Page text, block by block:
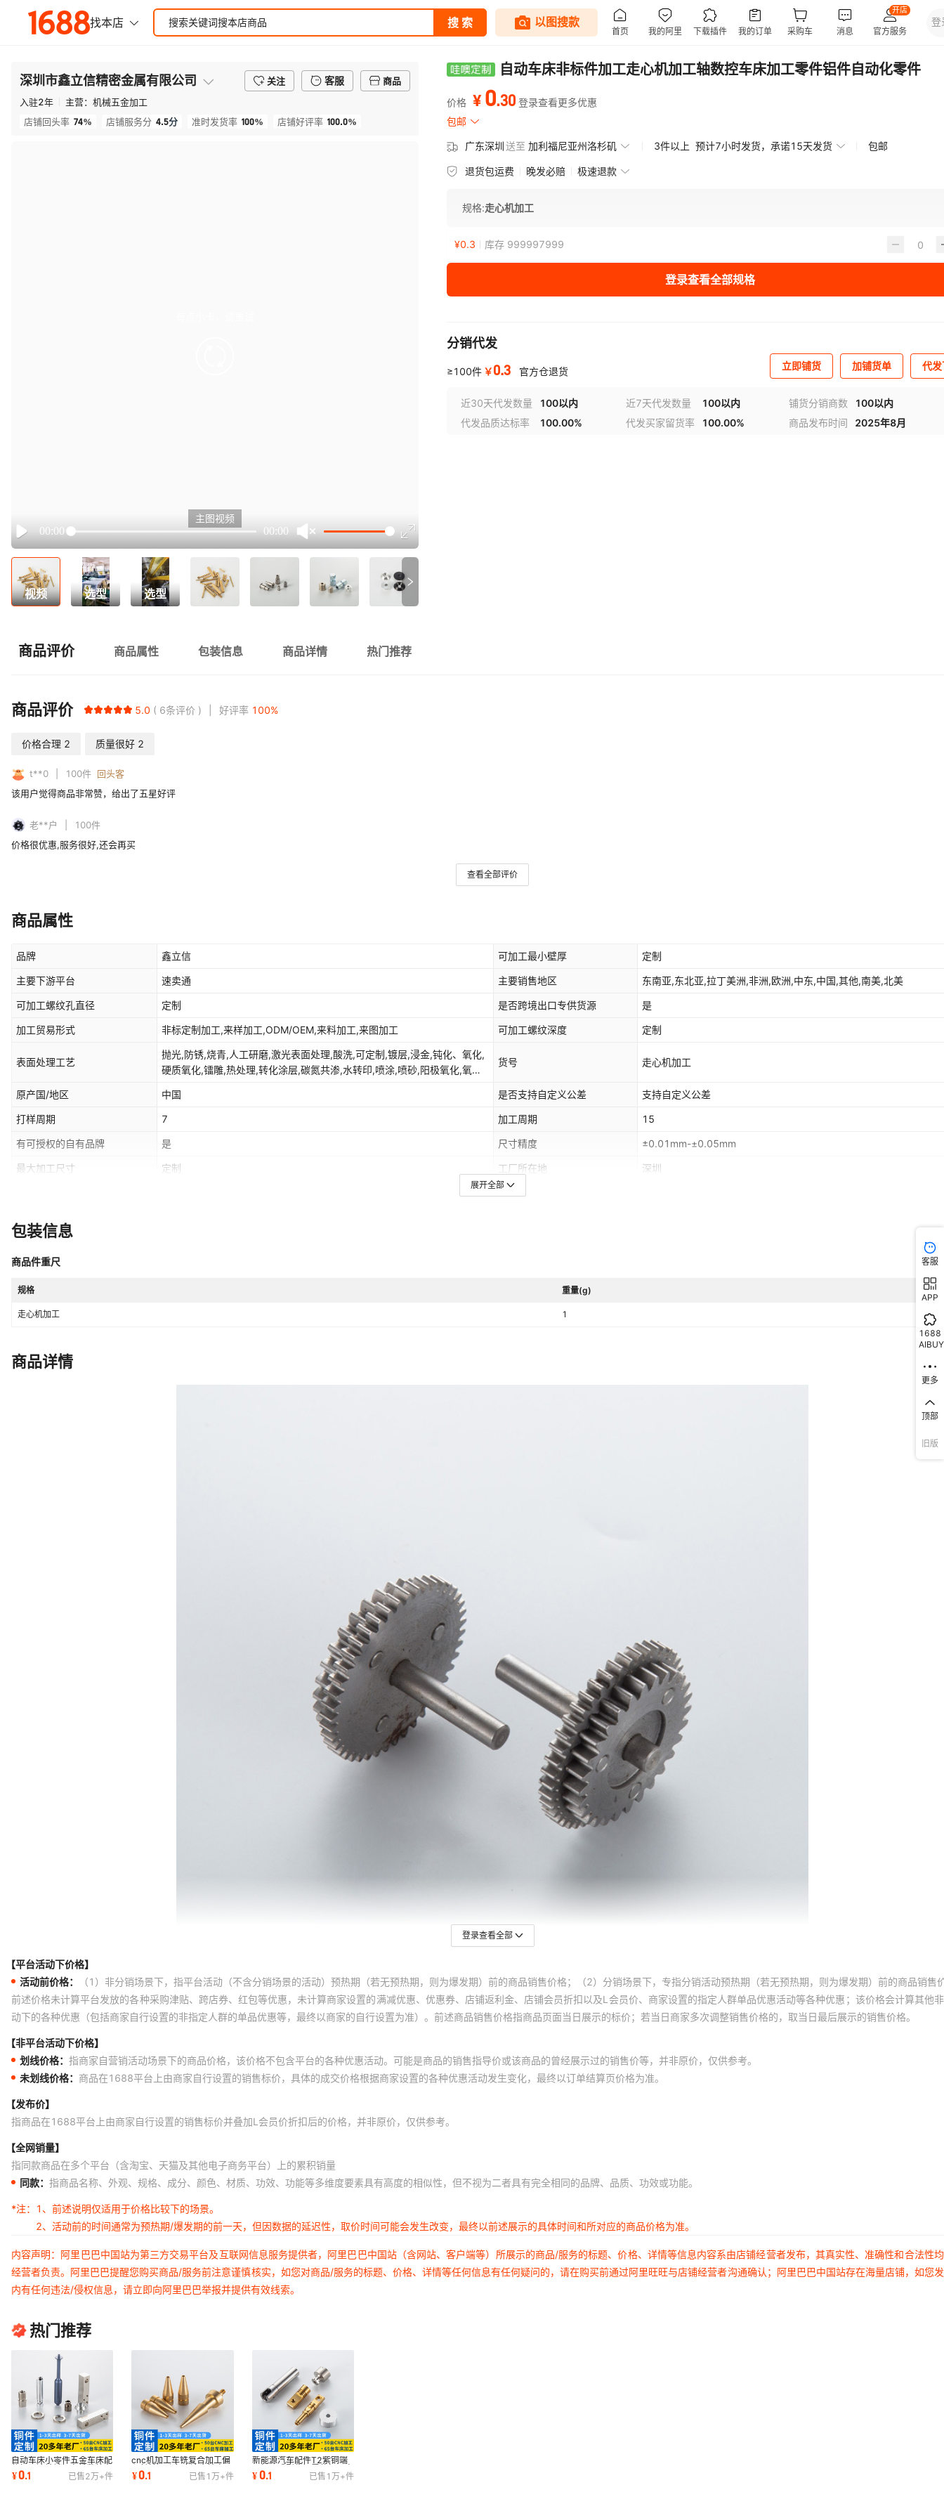
深圳市鑫立信精密金属有限公司 关注 客服
商品
入驻2年 主营： 机械五金加工
店铺回头率 74% 店铺服务分 4.5分 准时发货率 100% 店铺好评率 100.0%
Play
00:00 00:00
主图视频
视频 选型 选型
自动车床非标件加工走心机加工轴数控车床加工零件铝件自动化零件
价格 ¥ 0.30 登录查看更多优惠
包邮
广东深圳送至 加利福尼亚州洛杉矶 3件以上 预计7小时发货，承诺15天发货 包邮
退货包运费 晚发必赔 极速退款
规格:走心机加工
¥0.3 库存 999997999
登录查看全部规格
分销代发
≥100件 ￥0.3 官方仓退货 立即铺货 加铺货单 代
近30天代发数量 100以内 近7天代发数量 100以内 铺货分销商数
100以内
代发品质达标率
100.00% 代发买家留货率 100.00% 商品发布时间 2025年8月
商品评价 商品属性 包装信息 商品详情 热门推荐
商品评价 5.0 6条评价 好评率 100%
价格合理 2 质量很好 2
t**0 100件 回头客
该用户觉得商品非常赞，给出了五星好评
老**户 100件
价格很优惠,服务很好,还会再买
查看全部评价
商品属性
品牌 鑫立信 可加工最小壁厚 定制
主要下游平台 速卖通 主要销售地区 东南亚,东北亚,拉丁美洲,非洲,欧洲,中东,中国,其他,南美,北美
可加工螺纹孔直径 定制 是否跨境出口专供货源 是
加工贸易形式 非标定制加工,来样加工,ODM/OEM,来料加工,来图加工 可加工螺纹深度 定制
表面处理工艺
抛光,防锈,烧青,人工研磨,激光表面处理,酸洗,可定制,镀层,浸金,钝化、氧化,
硬质氧化,镭雕,热处理,转化涂层,碳氮共渗,水转印,喷涂,喷砂,阳极氧化,氧
本色、镀锌、阳极氧化,黑色氧化,渗氮,喷砂、发黑,拉丝、打磨、抛光,导轨
磨加工
货号 走心机加工
原产国/地区 中国 是否支持自定义公差 支持自定义公差
打样周期 7 加工周期 15
有可授权的自有品牌 是 尺寸精度 ±0.01mm-±0.05mm
最大加工尺寸 定制 工厂所在地 深圳
PP,铝材,矿物铸件,PU,特种钢材,黄铜,耐热钢,不锈钢,不锈钢板,黄铜,钛合金,
机加工类型
攻牙,钛合金加工,五轴联动,零件加工,滚花,冲压、打磨、电泳,自动车,
削,冲压、成型、打磨、电泳,铝件加工,轴承加工,不锈钢件加工,搓丝,
复合,冲压加工,铝CNC加工,水刀切割,不锈钢加工,CNC 不锈钢加工,走
最小加工尺寸
加工件应用领域
可加工表面粗糙度
展开全部
包装信息
商品件重尺
规格 重量(g)
走心机加工 1
商品详情
登录查看全部
【平台活动下价格】
活动前价格：
（1）非分销场景下，指平台活动（不含分销场景的活动）预热期（若无预热期，则为爆发期）前的商品销售价格；（2）分销场景下，专指分销活动预热期（若无预热期，则为爆发期）前的商品销售
前述价格未计算平台发放的各种采购津贴、跨店券、红包等优惠，未计算商家设置的满减优惠、优惠券、店铺返利金、店铺会员折扣以及L会员价、商家设置的指定人群单品优惠活动等各种优惠；该价格会计算其他
动下的各种优惠（包括商家自行设置的非指定人群的单品优惠等，最终以商家的自行设置为准）。前述商品销售价格指商品页面当日展示的标价；若当日商家多次调整销售价格的，取当日最后展示的销售价格。
【非平台活动下价格】
划线价格： 指商家自营销活动场景下的商品价格，该价格不包含平台的各种优惠活动。可能是商品的销售指导价或该商品的曾经展示过的销售价等，并非原价，仅供参考。
未划线价格： 商品在1688平台上由商家自行设置的销售标价，具体的成交价格根据商家设置的各种优惠活动发生变化，最终以订单结算页价格为准。
【发布价】
指商品在1688平台上由商家自行设置的销售标价并叠加L会员价折扣后的价格，并非原价，仅供参考。
【全网销量】
指同款商品在多个平台（含淘宝、天猫及其他电子商务平台）上的累积销量
同款： 指商品名称、外观、规格、成分、颜色、材质、功效、功能等多维度要素具有高度的相似性，但不视为二者具有完全相同的品牌、品质、功效或功能。
*注：
1、前述说明仅适用于价格比较下的场景。
2、活动前的时间通常为预热期/爆发期的前一天，但因数据的延迟性，取价时间可能会发生改变，最终以前述展示的具体时间和所对应的商品价格为准。
内容声明：阿里巴巴中国站为第三方交易平台及互联网信息服务提供者，阿里巴巴中国站（含网站、客户端等）所展示的商品/服务的标题、价格、详情等信息内容系由店铺经营者发布，其真实性、准确性和合法性
经营者负责。阿里巴巴提醒您购买商品/服务前注意谨慎核实，如您对商品/服务的标题、价格、详情等任何信息有任何疑问的，请在购买前通过阿里旺旺与店铺经营者沟通确认；阿里巴巴中国站存在海量店铺，如您
内有任何违法/侵权信息，请立即向阿里巴巴举报并提供有效线索。
热门推荐
自动车床小零件五金车床配
件加工滚轮销钉车铣数控车
床加工件定制
¥0.1 已售2万+件
cnc机加工车铣复合加工偏
心长轴深孔角度滚齿精密五
金配件加工
¥0.1 已售 1万+件
新能源汽车配件T2紫铜端
子加工成型紫铜零件加工电
镀五轴CNC加工
¥0.1 已售 1万+件
客服
APP
1688
AIBUY
更多
顶部
旧版